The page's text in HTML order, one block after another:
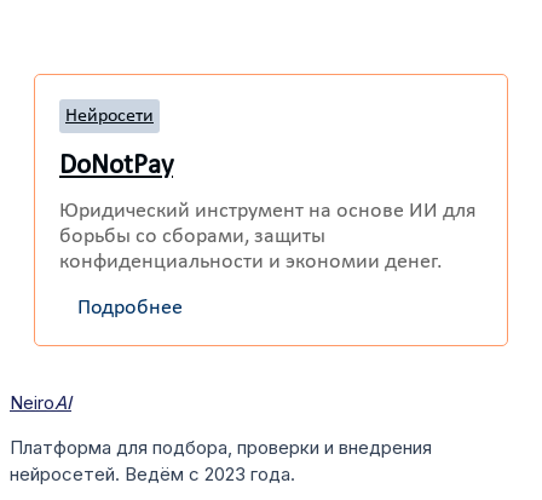
Нейросети
DoNotPay
Юридический инструмент на основе ИИ для
борьбы со сборами, защиты
конфиденциальности и экономии денег.
Подробнее
NeiroAI
Платформа для подбора, проверки и внедрения
нейросетей. Ведём с 2023 года.